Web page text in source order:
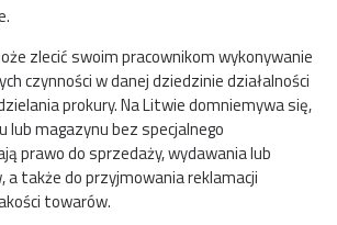
zlecić swoim pracownikom wykonywanie
czynności w danej dziedzinie działalności
prokury. Na Litwie domniemywa się,
lub magazynu bez specjalnego
prawo do sprzedaży, wydawania lub
także do przyjmowania reklamacji
towarów.